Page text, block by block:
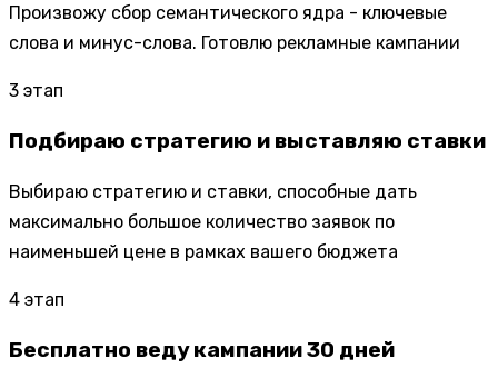
Произвожу сбор семантического ядра - ключевые
слова и минус-слова. Готовлю рекламные кампании
3 этап
Подбираю стратегию и выставляю ставки
Выбираю стратегию и ставки, способные дать
максимально большое количество заявок по
наименьшей цене в рамках вашего бюджета
4 этап
Бесплатно веду кампании 30 дней